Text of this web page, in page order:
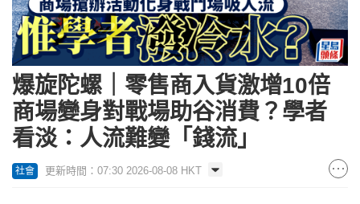
爆旋陀螺｜零售商入貨激增10倍
商場變身對戰場助谷消費？學者
看淡：人流難變「錢流」
社會 更新時間：07:30 2026-08-08 HKT